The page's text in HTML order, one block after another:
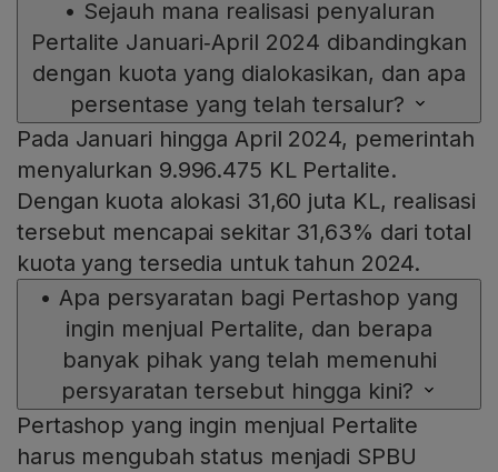
• Sejauh mana realisasi penyaluran
Pertalite Januari‑April 2024 dibandingkan
dengan kuota yang dialokasikan, dan apa
persentase yang telah tersalur?
Pada Januari hingga April 2024, pemerintah
menyalurkan 9.996.475 KL Pertalite.
Dengan kuota alokasi 31,60 juta KL, realisasi
tersebut mencapai sekitar 31,63% dari total
kuota yang tersedia untuk tahun 2024.
• Apa persyaratan bagi Pertashop yang
ingin menjual Pertalite, dan berapa
banyak pihak yang telah memenuhi
persyaratan tersebut hingga kini?
Pertashop yang ingin menjual Pertalite
harus mengubah status menjadi SPBU